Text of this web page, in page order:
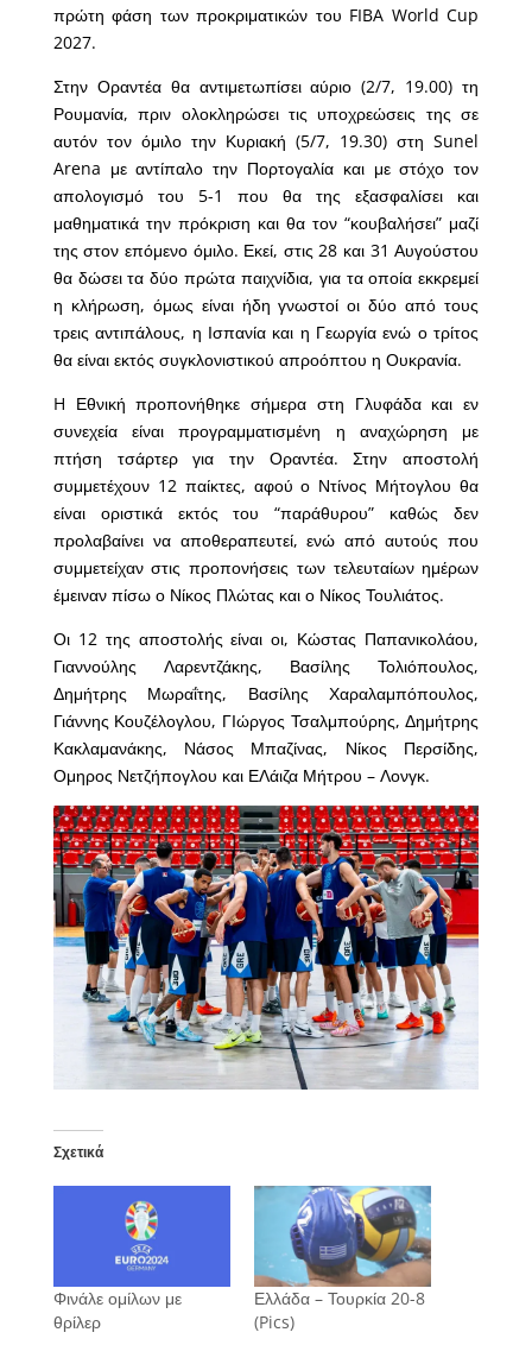
πρώτη φάση των προκριματικών του FIBA World Cup
2027.
Στην Οραντέα θα αντιμετωπίσει αύριο (2/7, 19.00) τη
Ρουμανία, πριν ολοκληρώσει τις υποχρεώσεις της σε
αυτόν τον όμιλο την Κυριακή (5/7, 19.30) στη Sunel
Arena με αντίπαλο την Πορτογαλία και με στόχο τον
απολογισμό του 5-1 που θα της εξασφαλίσει και
μαθηματικά την πρόκριση και θα τον “κουβαλήσει” μαζί
της στον επόμενο όμιλο. Εκεί, στις 28 και 31 Αυγούστου
θα δώσει τα δύο πρώτα παιχνίδια, για τα οποία εκκρεμεί
η κλήρωση, όμως είναι ήδη γνωστοί οι δύο από τους
τρεις αντιπάλους, η Ισπανία και η Γεωργία ενώ ο τρίτος
θα είναι εκτός συγκλονιστικού απροόπτου η Ουκρανία.
H Εθνική προπονήθηκε σήμερα στη Γλυφάδα και εν
συνεχεία είναι προγραμματισμένη η αναχώρηση με
πτήση τσάρτερ για την Οραντέα. Στην αποστολή
συμμετέχουν 12 παίκτες, αφού ο Ντίνος Μήτογλου θα
είναι οριστικά εκτός του “παράθυρου” καθώς δεν
προλαβαίνει να αποθεραπευτεί, ενώ από αυτούς που
συμμετείχαν στις προπονήσεις των τελευταίων ημέρων
έμειναν πίσω ο Νίκος Πλώτας και ο Νίκος Τουλιάτος.
Οι 12 της αποστολής είναι οι, Κώστας Παπανικολάου,
Γιαννούλης Λαρεντζάκης, Βασίλης Τολιόπουλος,
Δημήτρης Μωραΐτης, Βασίλης Χαραλαμπόπουλος,
Γιάννης Κουζέλογλου, ΓΙώργος Τσαλμπούρης, Δημήτρης
Κακλαμανάκης, Νάσος Μπαζίνας, Νίκος Περσίδης,
Ομηρος Νετζήπογλου και ΕΛάιζα Μήτρου – Λονγκ.
Σχετικά
Φινάλε ομίλων με
θρίλερ
Ελλάδα – Τουρκία 20-8
(Pics)